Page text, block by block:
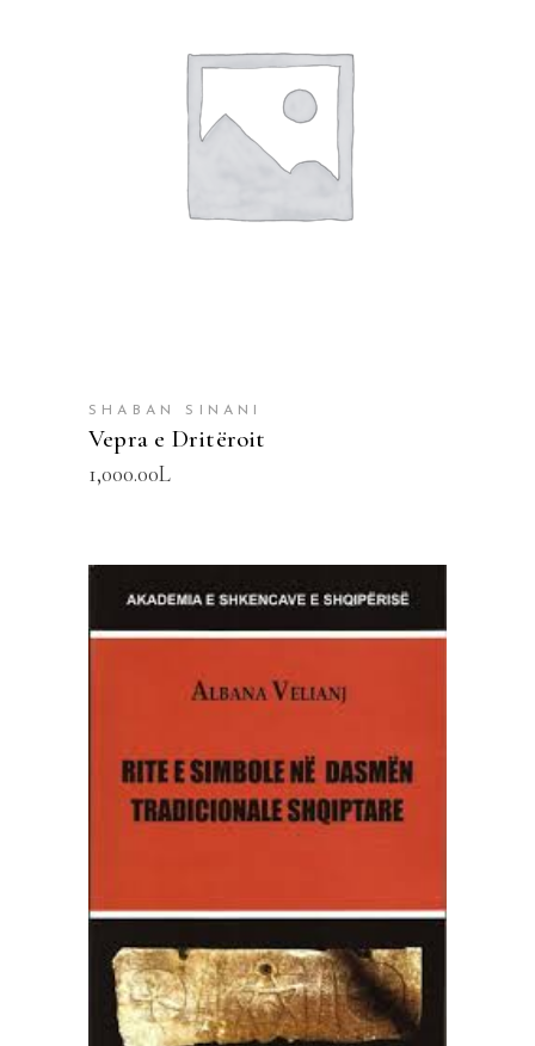
SHTOJE NË SHPORTË
SHABAN SINANI
Vepra e Dritëroit
1,000.00L
SHTOJE NË SHPORTË